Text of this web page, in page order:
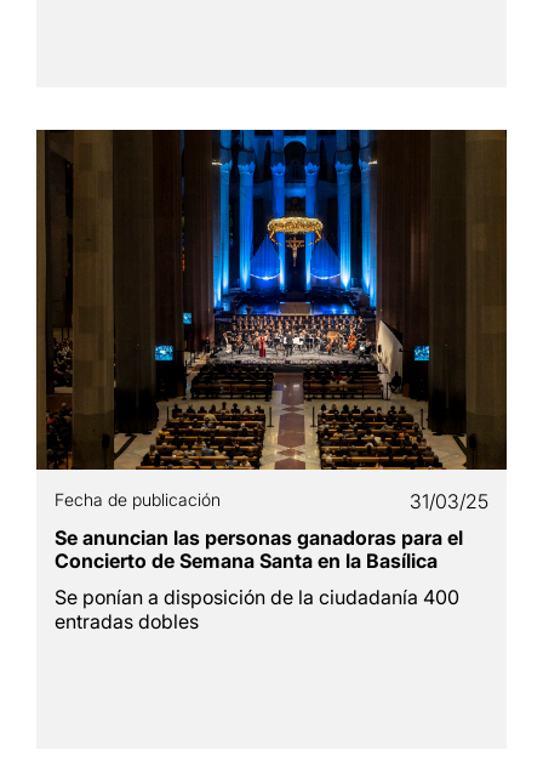
Fecha de publicación
31/03/25
Se anuncian las personas ganadoras para el
Concierto de Semana Santa en la Basílica
Se ponían a disposición de la ciudadanía 400
entradas dobles